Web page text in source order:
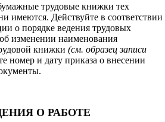
трудовые книжки тех
имеются. Действуйте в соответствии
о порядке ведения трудовых
изменении наименования
книжки (см. образец записи
номер и дату приказа о внесении
О РАБОТЕ